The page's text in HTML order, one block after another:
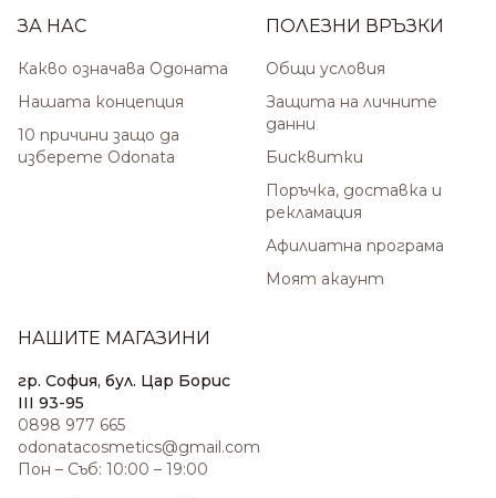
ЗА НАС
Какво означава Одоната
Нашата концепция
10 причини защо да
изберете Odonata
ПОЛЕЗНИ ВРЪЗКИ
Общи условия
Защита на личните
данни
Бисквитки
Поръчка, доставка и
рекламация
Афилиатна програма
Моят акаунт
НАШИТЕ МАГАЗИНИ
гр. София, бул. Цар Борис
III 93-95
0898 977 665
odonatacosmetics@gmail.com
Пон – Съб: 10:00 – 19:00